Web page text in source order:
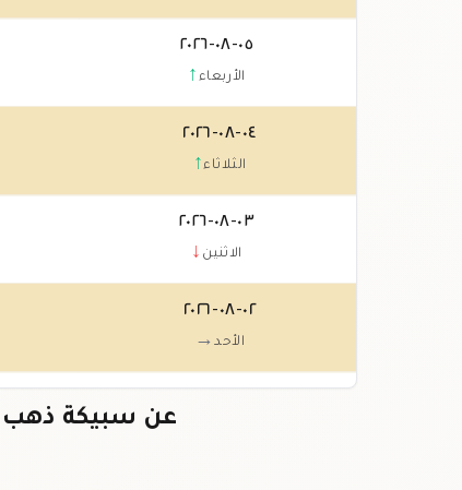
٠٥-٠٨-٢٠٢٦
الأربعاء ↑
٠٤-٠٨-٢٠٢٦
الثلاثاء↑
٠٣-٠٨-٢٠٢٦
الاثنين ↓
٠٢-٠٨-٢٠٢٦
الأحد→
عن سبيكة ذهب ١٠ جرام عيار ٢١ في الصومال